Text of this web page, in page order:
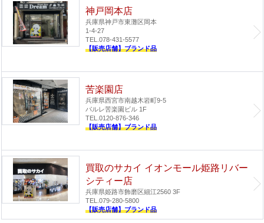
神戸岡本店
兵庫県神戸市東灘区岡本
1-4-27
TEL.078-431-5577
【販売店舗】ブランド品
苦楽園店
兵庫県西宮市南越木岩町9-5
パルレ苦楽園ビル 1F
TEL.0120-876-346
【販売店舗】ブランド品
買取のサカイ イオンモール姫路リバー
シティー店
兵庫県姫路市飾磨区細江2560 3F
TEL.079-280-5800
【販売店舗】ブランド品